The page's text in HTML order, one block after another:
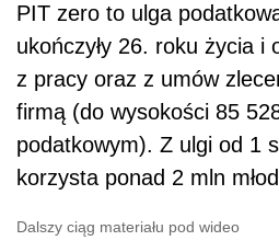
PIT zero to ulga
ukończyły 26. roku życia i
z pracy oraz z umów
firmą (do wysokości 85
podatkowym). Z ulgi od 1
korzysta ponad 2 mln
Dalszy ciąg materiału pod wideo